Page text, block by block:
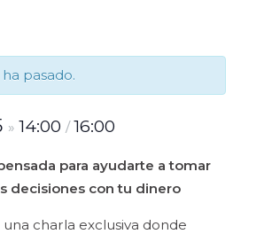
pasado.
» 14:00 /16:00
para ayudarte a tomar
decisiones con tu dinero
una charla exclusiva donde